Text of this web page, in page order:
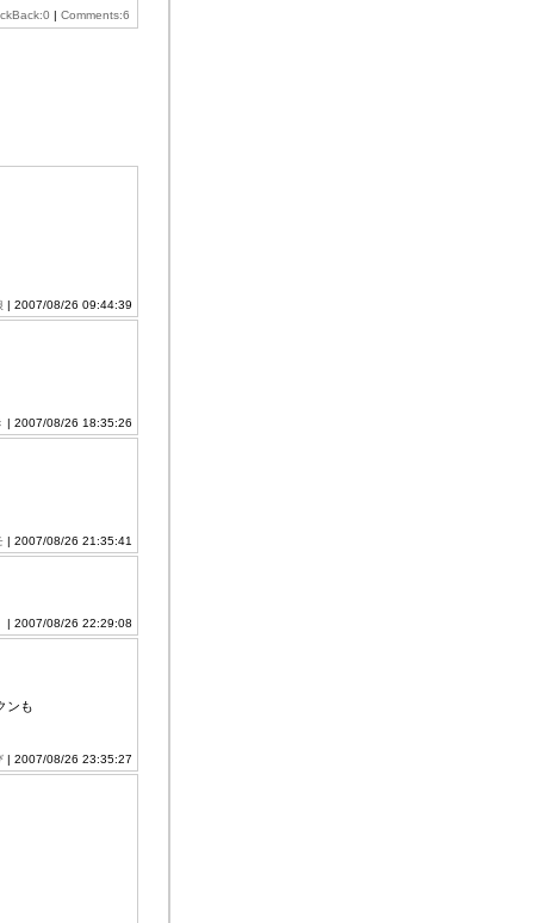
| Comments:6
| 2007/08/26 09:44:39
| 2007/08/26 18:35:26
| 2007/08/26 21:35:41
| 2007/08/26 22:29:08
ンも
| 2007/08/26 23:35:27